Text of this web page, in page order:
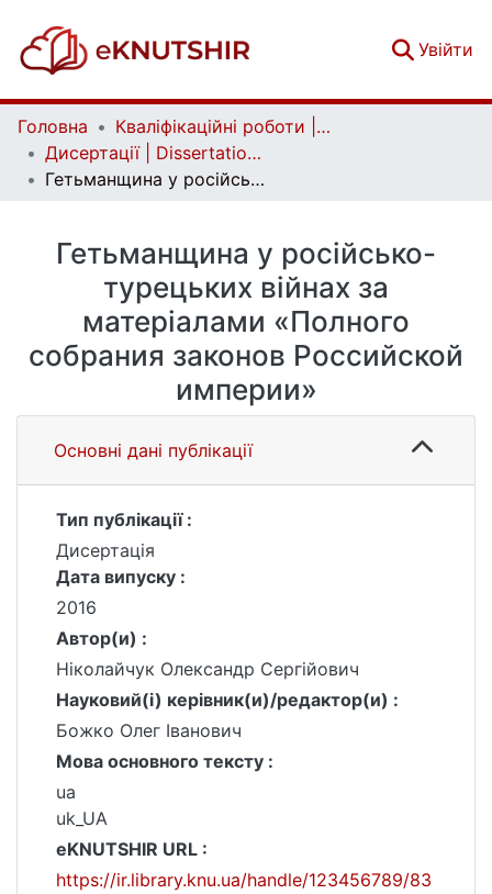
Увійти
Головна
Кваліфікаційні роботи | Qualifying works
Дисертації | Dissertations
Гетьманщина у російсько-турецьких війнах за матеріалами «Полного собрания законов Российской империи»
Гетьманщина у російсько-
турецьких війнах за
матеріалами «Полного
собрания законов Российской
империи»
Основні дані публікації
Тип публікації :
Дисертація
Дата випуску :
2016
Автор(и) :
Ніколайчук Олександр Сергійович
Науковий(і) керівник(и)/редактор(и) :
Божко Олег Іванович
Мова основного тексту :
ua
uk_UA
eKNUTSHIR URL :
https://ir.library.knu.ua/handle/123456789/83